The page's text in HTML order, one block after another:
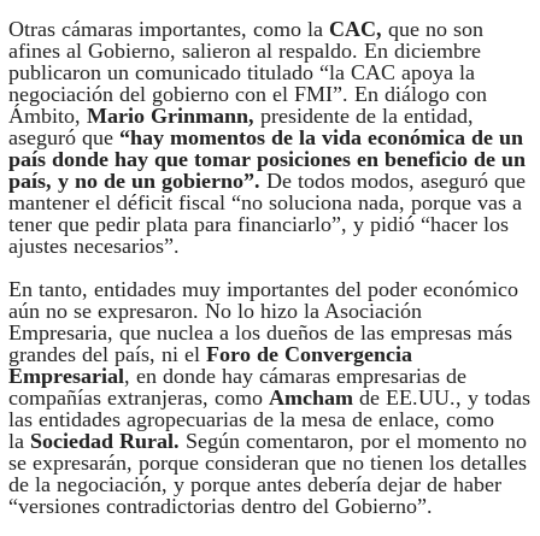
Otras cámaras importantes, como la CAC, que no son
afines al Gobierno, salieron al respaldo. En diciembre
publicaron un comunicado titulado “la CAC apoya la
negociación del gobierno con el FMI”. En diálogo con
Ámbito, Mario Grinmann, presidente de la entidad,
aseguró que “hay momentos de la vida económica de un
país donde hay que tomar posiciones en beneficio de un
país, y no de un gobierno”. De todos modos, aseguró que
mantener el déficit fiscal “no soluciona nada, porque vas a
tener que pedir plata para financiarlo”, y pidió “hacer los
ajustes necesarios”.
En tanto, entidades muy importantes del poder económico
aún no se expresaron. No lo hizo la Asociación
Empresaria, que nuclea a los dueños de las empresas más
grandes del país, ni el Foro de Convergencia
Empresarial, en donde hay cámaras empresarias de
compañías extranjeras, como Amchamde EE.UU., y todas
las entidades agropecuarias de la mesa de enlace, como
la Sociedad Rural. Según comentaron, por el momento no
se expresarán, porque consideran que no tienen los detalles
de la negociación, y porque antes debería dejar de haber
“versiones contradictorias dentro del Gobierno”.